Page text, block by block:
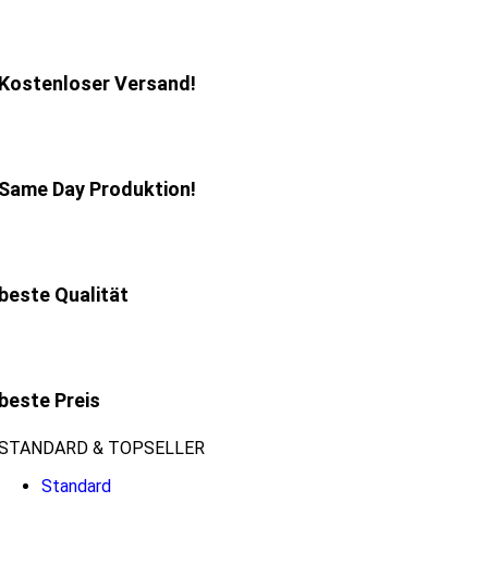
Versand!
Day Produktion!
Qualität
Preis
& TOPSELLER
Standard